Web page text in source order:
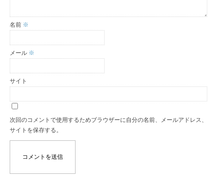
名前 ※
メール ※
サイト
次回のコメントで使用するためブラウザーに自分の名前、メールアドレス、
サイトを保存する。